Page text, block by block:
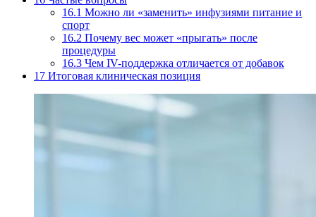
16.1 Можно ли «заменить» инфузиями питание и
спорт
16.2 Почему вес может «прыгать» после
процедуры
16.3 Чем IV-поддержка отличается от добавок
17 Итоговая клиническая позиция